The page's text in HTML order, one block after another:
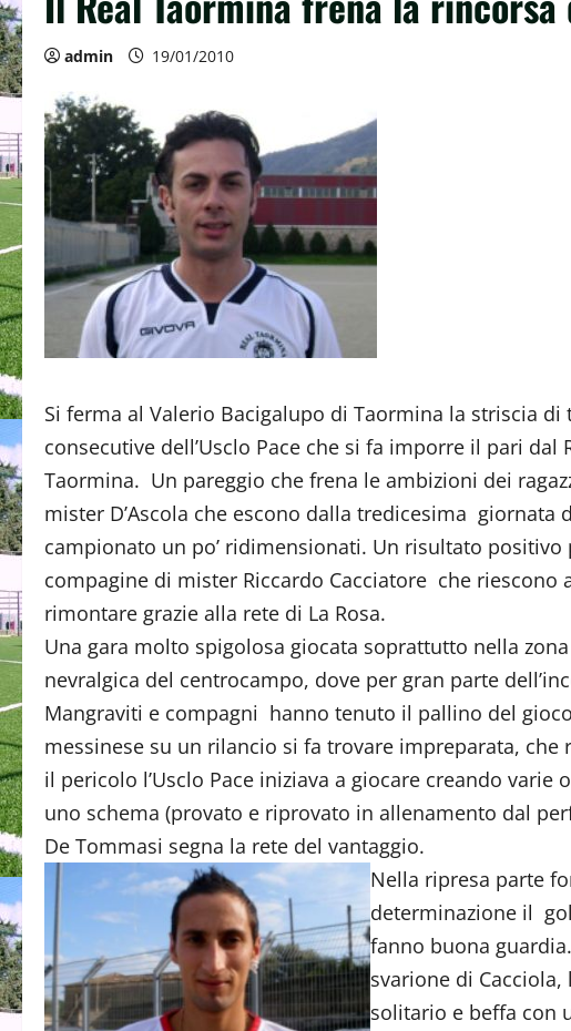
admin 19/01/2010
Si ferma al Valerio Bacigalupo di Taormina la striscia di
consecutive dell’Usclo Pace che si fa imporre il pari dal
Taormina. Un pareggio che frena le ambizioni dei
mister D’Ascola che escono dalla tredicesima giornata
campionato un po’ ridimensionati. Un risultato positivo
compagine di mister Riccardo Cacciatore che riescono
rimontare grazie alla rete di La Rosa.
Una gara molto spigolosa giocata soprattutto nella zona
nevralgica del centrocampo, dove per gran parte
Mangraviti e compagni hanno tenuto il pallino del
messinese su un rilancio si fa trovare impreparata, che
il pericolo l’Usclo Pace iniziava a giocare creando
uno schema (provato e riprovato in allenamento dal
De Tommasi segna la rete del vantaggio.
Nella ripresa parte
determinazione il
fanno buona
svarione di Cacciola,
solitario e beffa con